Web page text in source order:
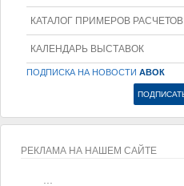
КАТАЛОГ ПРИМЕРОВ РАСЧЕТОВ
КАЛЕНДАРЬ ВЫСТАВОК
ПОДПИСКА НА НОВОСТИ АВОК
РЕКЛАМА НА НАШЕМ САЙТЕ